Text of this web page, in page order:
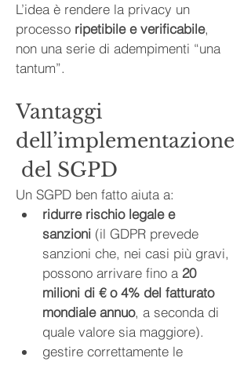
L’idea è rendere la privacy un
processo ripetibile e verificabile,
non una serie di adempimenti “una
tantum”.
Vantaggi
dell’implementazione
del SGPD
Un SGPD ben fatto aiuta a:
ridurre rischio legale e
sanzioni (il GDPR prevede
sanzioni che, nei casi più gravi,
possono arrivare fino a 20
milioni di € o 4% del fatturato
mondiale annuo, a seconda di
quale valore sia maggiore).
gestire correttamente le